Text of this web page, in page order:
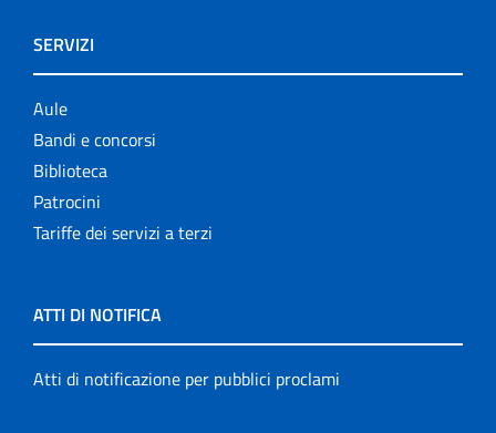
SERVIZI
Aule
Bandi e concorsi
Biblioteca
Patrocini
Tariffe dei servizi a terzi
ATTI DI NOTIFICA
Atti di notificazione per pubblici proclami